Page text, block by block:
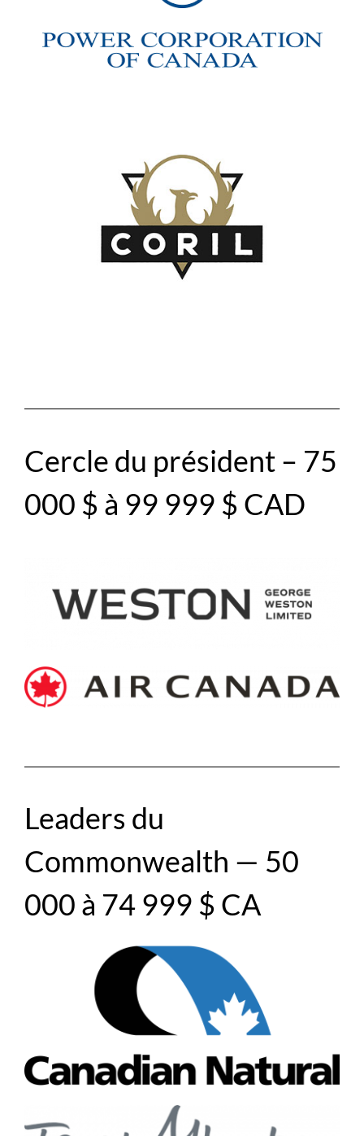
Cercle du président – 75
000 $ à 99 999 $ CAD
Leaders du
Commonwealth — 50
000 à 74 999 $ CA